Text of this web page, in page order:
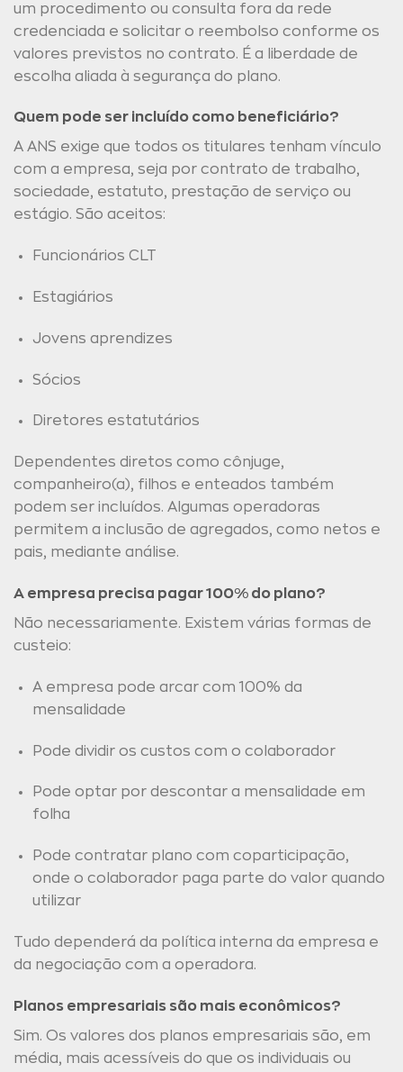
um procedimento ou consulta fora da rede
credenciada e solicitar o reembolso conforme os
valores previstos no contrato. É a liberdade de
escolha aliada à segurança do plano.
Quem pode ser incluído como beneficiário?
A ANS exige que todos os titulares tenham vínculo
com a empresa, seja por contrato de trabalho,
sociedade, estatuto, prestação de serviço ou
estágio. São aceitos:
Funcionários CLT
Estagiários
Jovens aprendizes
Sócios
Diretores estatutários
Dependentes diretos como cônjuge,
companheiro(a), filhos e enteados também
podem ser incluídos. Algumas operadoras
permitem a inclusão de agregados, como netos e
pais, mediante análise.
A empresa precisa pagar 100% do plano?
Não necessariamente. Existem várias formas de
custeio:
A empresa pode arcar com 100% da
mensalidade
Pode dividir os custos com o colaborador
Pode optar por descontar a mensalidade em
folha
Pode contratar plano com coparticipação,
onde o colaborador paga parte do valor quando
utilizar
Tudo dependerá da política interna da empresa e
da negociação com a operadora.
Planos empresariais são mais econômicos?
Sim. Os valores dos planos empresariais são, em
média, mais acessíveis do que os individuais ou